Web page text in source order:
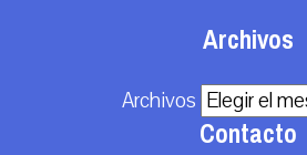
Archivos
Archivos
Contacto